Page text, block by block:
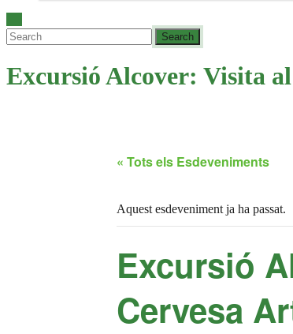
Excursió Alcover: Visita
« Tots els Esdeveniments
Aquest esdeveniment ja ha passat.
Excursió
Cervesa